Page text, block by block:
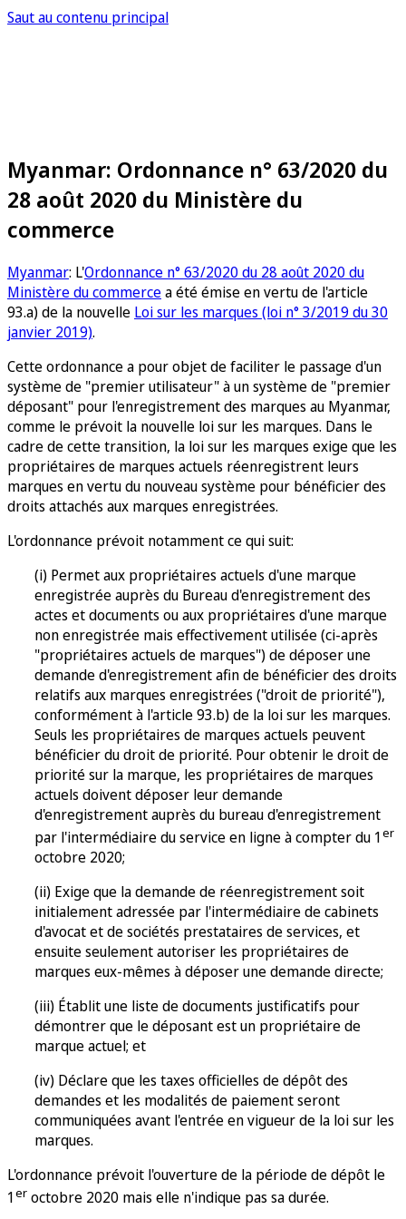
Saut au contenu principal
Myanmar: Ordonnance n° 63/2020 du
28 août 2020 du Ministère du
commerce
Myanmar: L'Ordonnance n° 63/2020 du 28 août 2020 du
Ministère du commercea été émise en vertu de l'article
93.a) de la nouvelle Loi sur les marques (loi n° 3/2019 du 30
janvier 2019).
Cette ordonnance a pour objet de faciliter le passage d'un
système de "premier utilisateur" à un système de "premier
déposant" pour l'enregistrement des marques au Myanmar,
comme le prévoit la nouvelle loi sur les marques. Dans le
cadre de cette transition, la loi sur les marques exige que les
propriétaires de marques actuels réenregistrent leurs
marques en vertu du nouveau système pour bénéficier des
droits attachés aux marques enregistrées.
L'ordonnance prévoit notamment ce qui suit:
(i) Permet aux propriétaires actuels d'une marque
enregistrée auprès du Bureau d'enregistrement des
actes et documents ou aux propriétaires d'une marque
non enregistrée mais effectivement utilisée (ci-après
"propriétaires actuels de marques") de déposer une
demande d'enregistrement afin de bénéficier des droits
relatifs aux marques enregistrées ("droit de priorité"),
conformément à l'article 93.b) de la loi sur les marques.
Seuls les propriétaires de marques actuels peuvent
bénéficier du droit de priorité. Pour obtenir le droit de
priorité sur la marque, les propriétaires de marques
actuels doivent déposer leur demande
d'enregistrement auprès du bureau d'enregistrement
par l'intermédiaire du service en ligne à compter du 1er
octobre 2020;
(ii) Exige que la demande de réenregistrement soit
initialement adressée par l'intermédiaire de cabinets
d'avocat et de sociétés prestataires de services, et
ensuite seulement autoriser les propriétaires de
marques eux-mêmes à déposer une demande directe;
(iii) Établit une liste de documents justificatifs pour
démontrer que le déposant est un propriétaire de
marque actuel; et
(iv) Déclare que les taxes officielles de dépôt des
demandes et les modalités de paiement seront
communiquées avant l'entrée en vigueur de la loi sur les
marques.
L'ordonnance prévoit l'ouverture de la période de dépôt le
1er octobre 2020 mais elle n'indique pas sa durée.